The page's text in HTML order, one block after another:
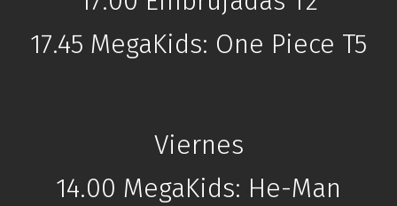
17.45 MegaKids: One Piece T5
Viernes
14.00 MegaKids: He-Man